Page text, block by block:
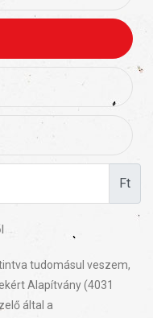
Ft
tudomásul veszem,
Alapítvány (4031
által a